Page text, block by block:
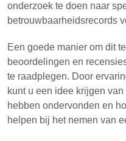
onderzoek te doen naar
betrouwbaarheidsrecords
Een goede manier om dit
beoordelingen en
te raadplegen. Door
kunt u een idee krijgen
hebben ondervonden en
helpen bij het nemen van